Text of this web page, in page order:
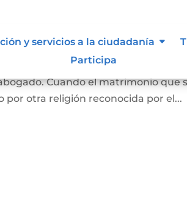
y servicios a la ciudadanía
Participa
hace en notaría, siempre que las
Cuando el matrimonio que
otra religión reconocida por el...